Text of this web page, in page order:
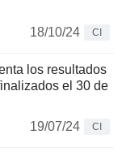
18/10/24
CI
los resultados
el 30 de
19/07/24
CI